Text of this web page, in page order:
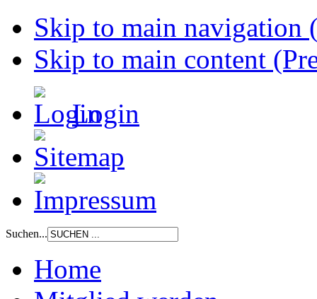
Skip to main navigation
Skip to main content
Login
Suchen...
Home